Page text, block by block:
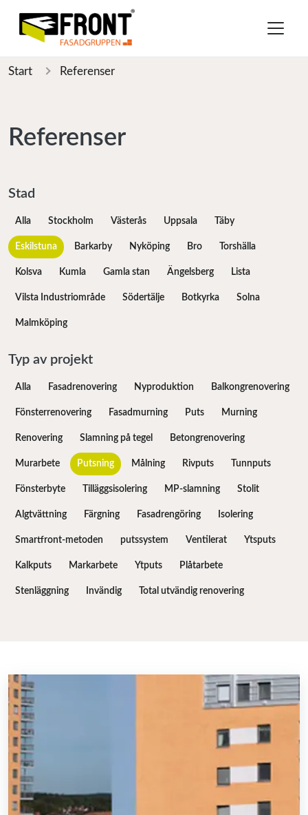
Start Referenser
Referenser
Stad
Alla Stockholm Västerås Uppsala Täby
Eskilstuna Barkarby Nyköping Bro Torshälla
Kolsva Kumla Gamla stan Ängelsberg Lista
Vilsta Industriområde Södertälje Botkyrka Solna
Malmköping
Typ av projekt
Alla Fasadrenovering Nyproduktion Balkongrenovering
Fönsterrenovering Fasadmurning Puts Murning
Renovering Slamning på tegel Betongrenovering
Murarbete Putsning Målning Rivputs Tunnputs
Fönsterbyte Tilläggsisolering MP-slamning Stolit
Algtvättning Färgning Fasadrengöring Isolering
Smartfront-metoden putssystem Ventilerat Ytsputs
Kalkputs Markarbete Ytputs Plåtarbete
Stenläggning Invändig Total utvändig renovering